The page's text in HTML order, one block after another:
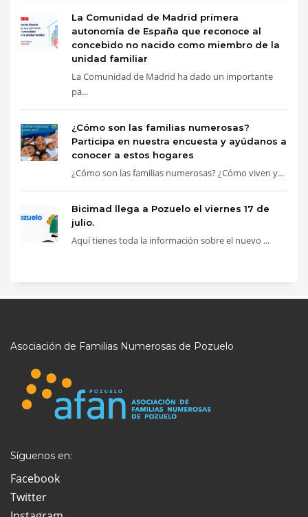
La Comunidad de Madrid primera
autonomía de España que reconoce al
concebido no nacido como miembro de la
unidad familiar
La Comunidad de Madrid ha dado un importante
pa...
¿Cómo son las familias numerosas?
Participa en nuestra encuesta y ayúdanos a
conocer a estos hogares
¿Cómo son las familias numerosas? ¿Cómo viven y...
Bicimad llega a Pozuelo el viernes 17 de
julio.
Aquí tienes toda la información sobre el nuevo ...
Asociación de Familias Numerosas de Pozuelo
Síguenos en:
Facebook
Twitter